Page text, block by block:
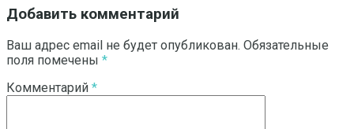
Добавить комментарий
Ваш адрес email не будет опубликован. Обязательные
поля помечены *
Комментарий *